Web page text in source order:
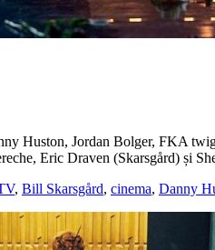
Huston, Jordan Bolger, FKA
Eric Draven (Skarsgård) și
, Bill Skarsgård, cinema, Danny